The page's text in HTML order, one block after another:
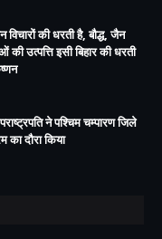
की धरती है, बौद्ध, जैन
की उत्पत्ति इसी बिहार की धरती
ने पश्चिम चम्पारण जिले
का दौरा किया